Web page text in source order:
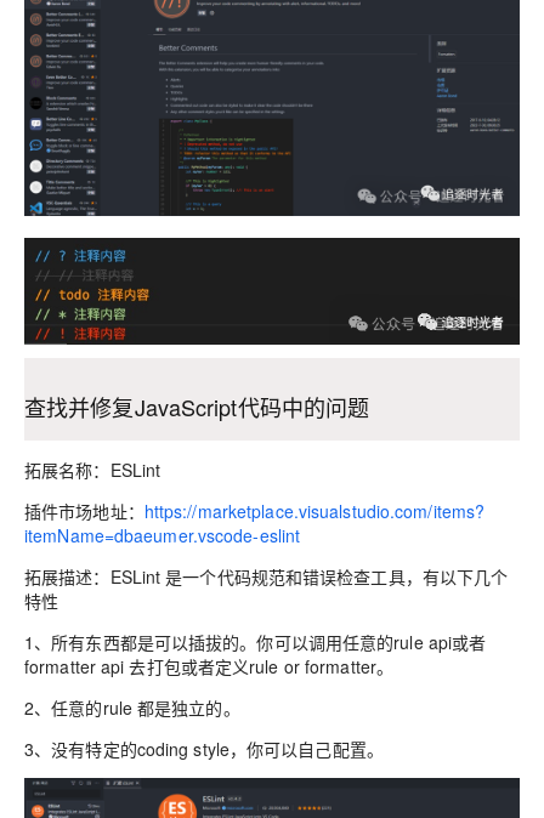
查找并修复JavaScript代码中的问题
拓展名称：ESLint
插件市场地址： https://marketplace.visualstudio.com/items?
itemName=dbaeumer.vscode-eslint
拓展描述：ESLint 是一个代码规范和错误检查工具，有以下几个
特性
1、所有东西都是可以插拔的。你可以调用任意的rule api或者
formatter api 去打包或者定义rule or formatter。
2、任意的rule 都是独立的。
3、没有特定的coding style，你可以自己配置。